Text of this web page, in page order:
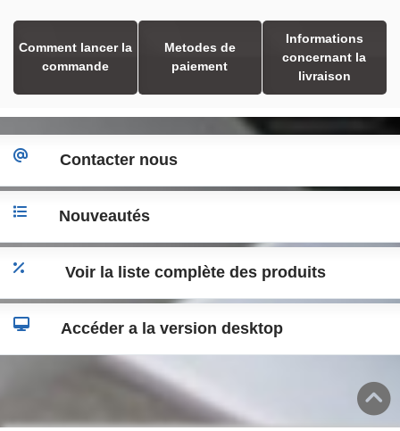
Comment lancer la
commande
Metodes de
paiement
Informations
concernant la
livraison
Contacter nous
Nouveautés
Voir la liste complète des produits
Accéder a la version desktop